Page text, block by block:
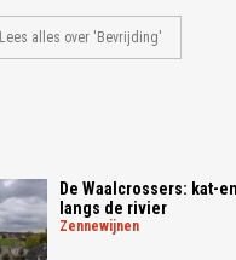
Lees alles over 'Bevrijding'
De Waalcrossers: kat-
langs de rivier
zennewijnen